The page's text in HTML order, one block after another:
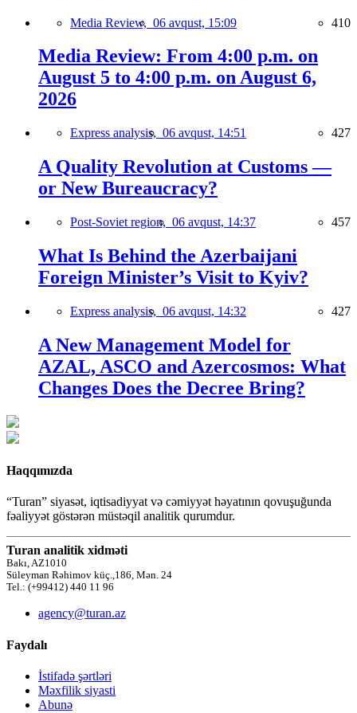
Media Review, 06 avqust, 15:09 410
Media Review: From 4:00 p.m. on
August 5 to 4:00 p.m. on August 6,
2026
Express analysis, 06 avqust, 14:51 427
A Quality Revolution at Customs —
or New Bureaucracy?
Post-Soviet region, 06 avqust, 14:37 457
What Is Behind the Azerbaijani
Foreign Minister’s Visit to Kyiv?
Express analysis, 06 avqust, 14:32 427
A New Management Model for
AZAL, ASCO and Azercosmos: What
Changes Does the Decree Bring?
Haqqımızda
“Turan” siyasət, iqtisadiyyat və cəmiyyət həyatının qovuşuğunda
fəaliyyət göstərən müstəqil analitik qurumdur.
Turan analitik xidməti
Bakı, AZ1010
Süleyman Rəhimov küç.,186, Mən. 24
Tel.: (+99412) 440 11 96
agency@turan.az
Faydalı
İstifadə şərtləri
Məxfilik siyasti
Abunə